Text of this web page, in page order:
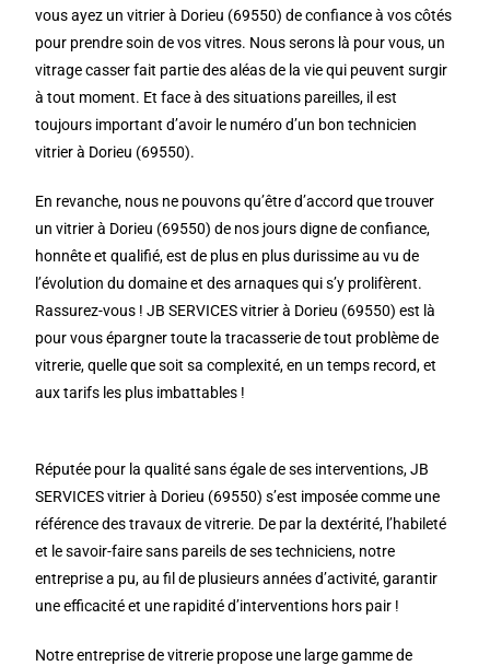
vous ayez un vitrier à Dorieu (69550) de confiance à vos côtés
pour prendre soin de vos vitres. Nous serons là pour vous, un
vitrage casser fait partie des aléas de la vie qui peuvent surgir
à tout moment. Et face à des situations pareilles, il est
toujours important d’avoir le numéro d’un bon technicien
vitrier à Dorieu (69550).
En revanche, nous ne pouvons qu’être d’accord que trouver
un vitrier à Dorieu (69550) de nos jours digne de confiance,
honnête et qualifié, est de plus en plus durissime au vu de
l’évolution du domaine et des arnaques qui s’y prolifèrent.
Rassurez-vous ! JB SERVICES vitrier à Dorieu (69550) est là
pour vous épargner toute la tracasserie de tout problème de
vitrerie, quelle que soit sa complexité, en un temps record, et
aux tarifs les plus imbattables !
Réputée pour la qualité sans égale de ses interventions, JB
SERVICES vitrier à Dorieu (69550) s’est imposée comme une
référence des travaux de vitrerie. De par la dextérité, l’habileté
et le savoir-faire sans pareils de ses techniciens, notre
entreprise a pu, au fil de plusieurs années d’activité, garantir
une efficacité et une rapidité d’interventions hors pair !
Notre entreprise de vitrerie propose une large gamme de